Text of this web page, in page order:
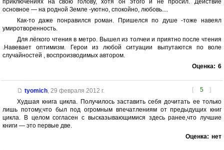
приключениях на свою голову, хотя он этого и не просил. Действие
основное — на родной Земле -уютно, спокойно, любовь....
Как-то даже понравился роман. Пришелся по душе -тоже навеял
умиротворенность.
Для лёгкого чтения в метро. Вышел из толчеи и приятно после чтения
.Навевает оптимизм. Герои из любой ситуации выпутаются по воле
случайностей , воспроизводимых автором.
Оценка: 6
[ 5 ]
tyomich, 29 февраля 2012 г.
Худшая книга цикла. Получилось заставить себя дочитать ее только
лишь потому,что был под огромным впечатлениям от предыдущих книг
цикла. В целом согласен с высказывающимися здесь ранее,что лучшие
книги — это первые две.
Оценка: нет